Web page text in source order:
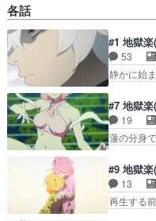
て参加さ
タフすぎ
は見応え
何を見せ
良かった
のグルー
各話
#1 地獄
53
静かに始
不死の薬
殊現は幕
いたいシ
あいてし
忘れてし
感もある
#7 地獄
19
蓮の分身
ん、自損
亜左兄弟
ギィいい
ん推しだ
#9 地獄
13
再生する